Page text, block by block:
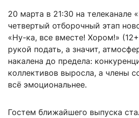
20 марта в 21:30 на телеканале
четвертый отборочный этап
«Ну-ка, все вместе! Хором!»
рукой подать, а значит,
накалена до предела:
коллективов выросла, а члены
всё эмоциональнее.
Гостем ближайшего выпуска